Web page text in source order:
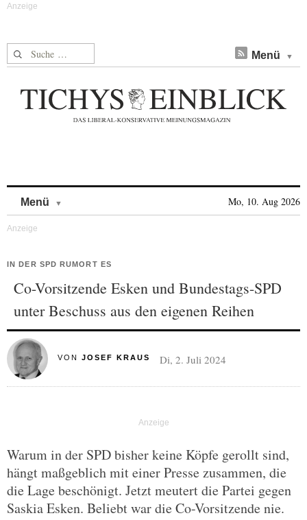
Suche nach: Menü
Menü Mo, 10. Aug 2026
IN DER SPD RUMORT ES
Co-Vorsitzende Esken und Bundestags-SPD
unter Beschuss aus den eigenen Reihen
VON JOSEF KRAUS Di, 2. Juli 2024
Warum in der SPD bisher keine Köpfe gerollt sind,
hängt maßgeblich mit einer Presse zusammen, die
die Lage beschönigt. Jetzt meutert die Partei gegen
Saskia Esken. Beliebt war die Co-Vorsitzende nie.